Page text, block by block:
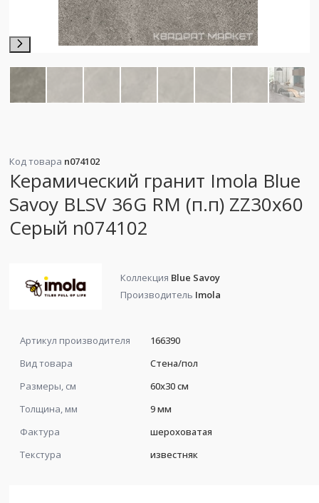
Код товара n074102
Керамический гранит Imola Blue
Savoy BLSV 36G RM (п.п) ZZ30x60
Серый n074102
Коллекция Blue Savoy
Производитель Imola
Артикул производителя
166390
Вид товара
Стена/пол
Размеры, см
60x30 см
Толщина, мм
9 мм
Фактура
шероховатая
Текстура
известняк